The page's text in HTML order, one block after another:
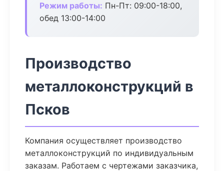
Режим работы: Пн-Пт: 09:00-18:00,
обед 13:00-14:00
Производство
металлоконструкций в
Псков
Компания осуществляет производство
металлоконструкций по индивидуальным
заказам. Работаем с чертежами заказчика,